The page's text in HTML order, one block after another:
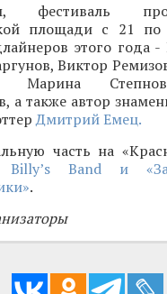
фестиваль
площади с 21 по
этого года -
Виктор
Марина
а также автор
Дмитрий Емец.
часть на
Billy’s Band и
.